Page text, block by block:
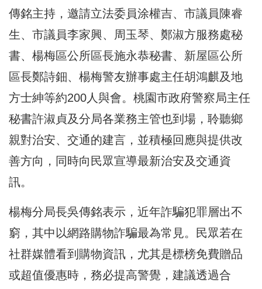
傳銘主持，邀請立法委員涂權吉、市議員陳睿
生、市議員李家興、周玉琴、鄭淑方服務處秘
書、楊梅區公所區長施永恭秘書、新屋區公所
區長鄭詩鈿、楊梅警友辦事處主任胡鴻麒及地
方士紳等約200人與會。桃園市政府警察局主任
秘書許淑貞及分局各業務主管也到場，聆聽鄉
親對治安、交通的建言，並積極回應與提供改
善方向，同時向民眾宣導最新治安及交通資
訊。
楊梅分局長吳傳銘表示，近年詐騙犯罪層出不
窮，其中以網路購物詐騙最為常見。民眾若在
社群媒體看到購物資訊，尤其是標榜免費贈品
或超值優惠時，務必提高警覺，建議透過合